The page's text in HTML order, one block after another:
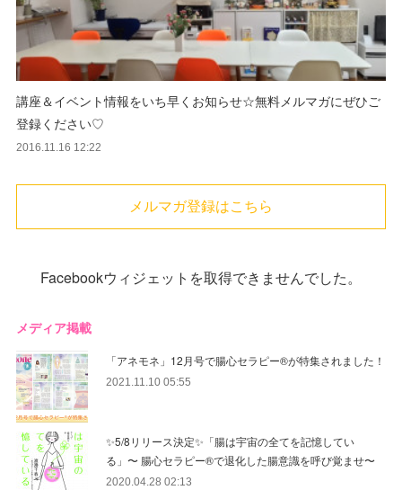
講座＆イベント情報をいち早くお知らせ☆無料メルマガにぜひご
登録ください♡
2016.11.16 12:22
メルマガ登録はこちら
Facebookウィジェットを取得できませんでした。
メディア掲載
「アネモネ」12月号で腸心セラピー®︎が特集されました！
2021.11.10 05:55
✨5/8リリース決定✨「腸は宇宙の全てを記憶してい
る」〜 腸心セラピー®︎で退化した腸意識を呼び覚ませ〜
2020.04.28 02:13